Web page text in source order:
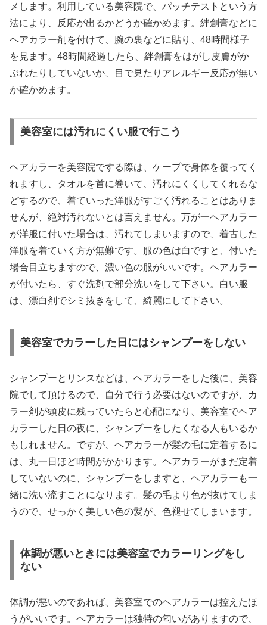
メします。利用している美容院で、パッチテストという方
法により、反応が出るかどうか確かめます。絆創膏などに
ヘアカラー剤を付けて、腕の裏などに貼り、48時間様子
を見ます。48時間経過したら、絆創膏をはがし皮膚がか
ぶれたりしていないか、目で見たりアレルギー反応が無い
か確かめます。
美容室には汚れにくい服で行こう
ヘアカラーを美容院でする際は、ケープで身体を覆ってく
れますし、タオルを首に巻いて、汚れにくくしてくれるな
どするので、着ていった洋服がすごく汚れることはありま
せんが、絶対汚れないとは言えません。万が一ヘアカラー
が洋服に付いた場合は、汚れてしまいますので、着古した
洋服を着ていく方が無難です。服の色は白ですと、付いた
場合目立ちますので、濃い色の服がいいです。ヘアカラー
が付いたら、すぐ洗剤で部分洗いをして下さい。白い服
は、漂白剤でシミ抜きをして、綺麗にして下さい。
美容室でカラーした日にはシャンプーをしない
シャンプーとリンスなどは、ヘアカラーをした後に、美容
院でして頂けるので、自分で行う必要はないのですが、カ
ラー剤が頭皮に残っていたらと心配になり、美容室でヘア
カラーした日の夜に、シャンプーをしたくなる人もいるか
もしれません。ですが、ヘアカラーが髪の毛に定着するに
は、丸一日ほど時間がかかります。ヘアカラーがまだ定着
していないのに、シャンプーをしますと、ヘアカラーも一
緒に洗い流すことになります。髪の毛より色が抜けてしま
うので、せっかく美しい色の髪が、色褪せてしまいます。
体調が悪いときには美容室でカラーリングをし
ない
体調が悪いのであれば、美容室でのヘアカラーは控えたほ
うがいいです。ヘアカラーは独特の匂いがありますので、